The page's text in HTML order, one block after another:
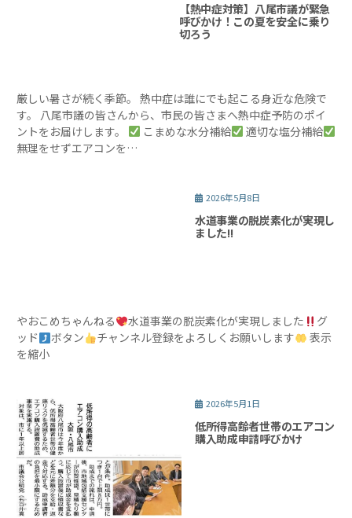
【熱中症対策】八尾市議が緊急
呼びかけ！この夏を安全に乗り
切ろう
厳しい暑さが続く季節。 熱中症は誰にでも起こる身近な危険で
す。 八尾市議の皆さんから、市民の皆さまへ熱中症予防のポイ
ントをお届けします。
こまめな水分補給
適切な塩分補給
無理をせずエアコンを…
2026年5月8日
水道事業の脱炭素化が実現し
ました!!
やおこめちゃんねる 水道事業の脱炭素化が実現しました
グ
ッド
ボタン チャンネル登録をよろしくお願いします
表示
を縮小
2026年5月1日
低所得高齢者世帯のエアコン
購入助成申請呼びかけ